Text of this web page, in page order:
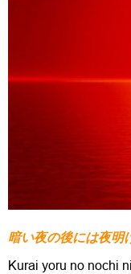
暗い夜の後には夜明
Kurai yoru no nochi